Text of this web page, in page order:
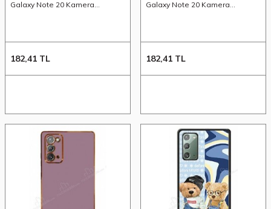
Galaxy Note 20 Kamera
182,41 TL
Galaxy Note 20 Kamera
182,41 TL